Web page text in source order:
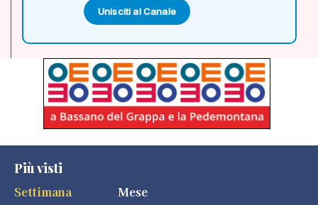
Unisciti al Canale
Più visti
Settimana
Mese